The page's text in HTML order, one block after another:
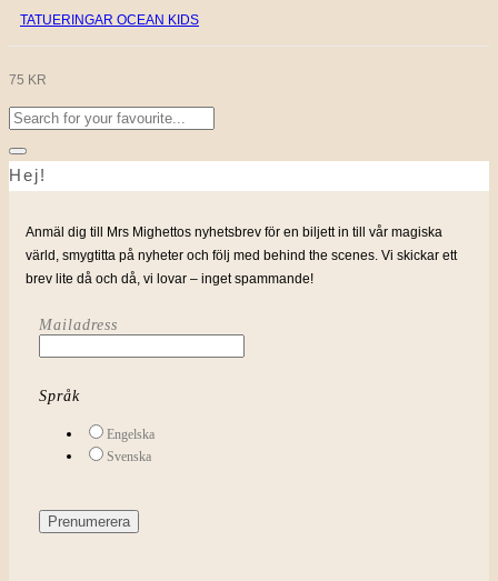
TATUERINGAR OCEAN KIDS
75 KR
Sök
efter:
Hej!
Anmäl dig till Mrs Mighettos nyhetsbrev för en biljett in till vår magiska
värld, smygtitta på nyheter och följ med behind the scenes. Vi skickar ett
brev lite då och då, vi lovar – inget spammande!
Mailadress
Språk
Engelska
Svenska